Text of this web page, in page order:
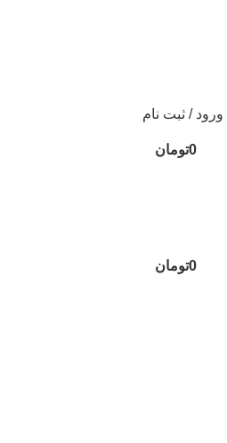
ورود / ثبت نام
0تومان
0تومان